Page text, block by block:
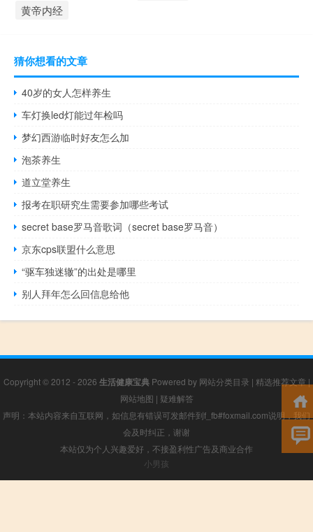
黄帝内经
猜你想看的文章
40岁的女人怎样养生
车灯换led灯能过年检吗
梦幻西游临时好友怎么加
泡茶养生
道立堂养生
报考在职研究生需要参加哪些考试
secret base罗马音歌词（secret base罗马音）
京东cps联盟什么意思
“驱车独迷辙”的出处是哪里
别人拜年怎么回信息给他
Copyright © 2012 - 2026 生活健康宝典Powered by 网站分类目录 | 精选推荐文章 |
网站地图 | 疑难解答
声明：本站内容来自互联网，如信息有错误可发邮件到f_fb#foxmail.com说明，我们
会及时纠正，谢谢
本站仅为个人兴趣爱好，不接盈利性广告及商业合作
小男孩